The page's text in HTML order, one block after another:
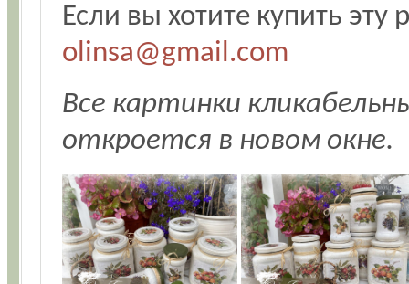
Если вы хотите купить
olinsa@gmail.com
Все картинки
откроется в новом окне.